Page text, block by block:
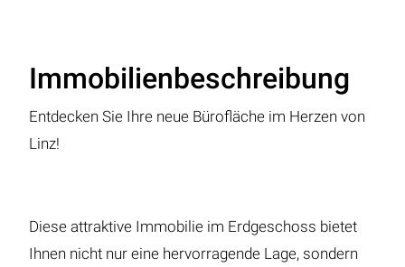
Immobilienbeschreibung
Entdecken Sie Ihre neue Bürofläche im Herzen von
Linz!
Diese attraktive Immobilie im Erdgeschoss bietet
Ihnen nicht nur eine hervorragende Lage, sondern